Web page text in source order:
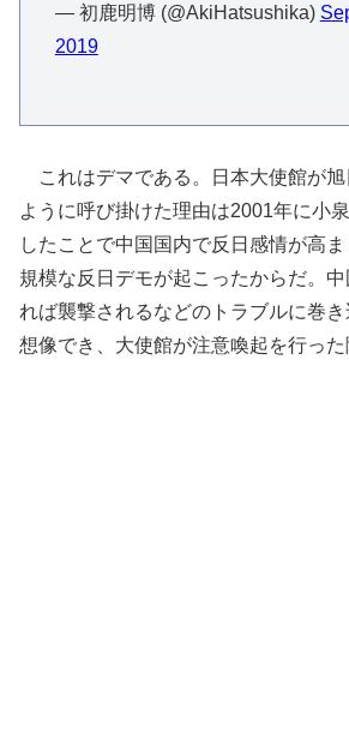
— 初鹿明博 (@AkiHatsushika)
2019
これはデマである。日本大使館が旭
ように呼び掛けた理由は2001年に小
したことで中国国内で反日感情が高
規模な反日デモが起こったからだ。
れば襲撃されるなどのトラブルに巻
想像でき、大使館が注意喚起を行った